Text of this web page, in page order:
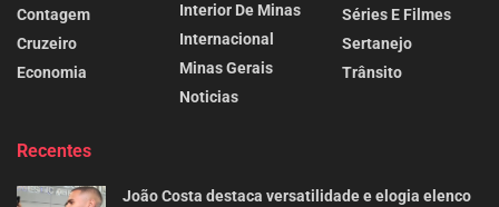
Contagem
Cruzeiro
Economia
Interior De Minas
Internacional
Minas Gerais
Noticias
Séries E Filmes
Sertanejo
Trânsito
Recentes
João Costa destaca versatilidade e elogia elenco